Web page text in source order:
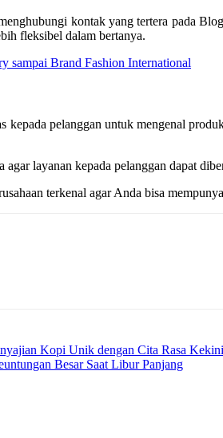
kontak yang tertera pada
fleksibel dalam bertanya.
sampai Brand Fashion International
kepada pelanggan untuk mengenal
layanan kepada pelanggan dapat
terkenal agar Anda bisa
Kopi Unik dengan Cita Rasa
Besar Saat Libur Panjang